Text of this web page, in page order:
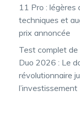
11 Pro : légères
techniques et
prix annoncée
Test complet de
Duo 2026 : Le
révolutionnaire
l’investissement